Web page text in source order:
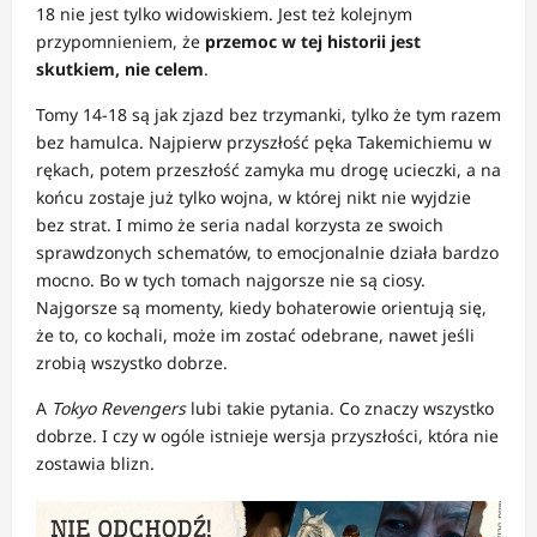
18 nie jest tylko widowiskiem. Jest też kolejnym
przypomnieniem, że przemoc w tej historii jest
skutkiem, nie celem.
Tomy 14-18 są jak zjazd bez trzymanki, tylko że tym razem
bez hamulca. Najpierw przyszłość pęka Takemichiemu w
rękach, potem przeszłość zamyka mu drogę ucieczki, a na
końcu zostaje już tylko wojna, w której nikt nie wyjdzie
bez strat. I mimo że seria nadal korzysta ze swoich
sprawdzonych schematów, to emocjonalnie działa bardzo
mocno. Bo w tych tomach najgorsze nie są ciosy.
Najgorsze są momenty, kiedy bohaterowie orientują się,
że to, co kochali, może im zostać odebrane, nawet jeśli
zrobią wszystko dobrze.
A Tokyo Revengerslubi takie pytania. Co znaczy wszystko
dobrze. I czy w ogóle istnieje wersja przyszłości, która nie
zostawia blizn.